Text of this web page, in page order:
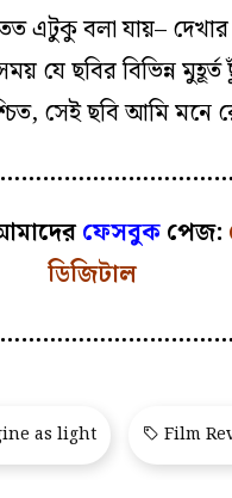
এটুকু বলা যায়– দেখার
যে ছবির বিভিন্ন
সেই ছবি আমি মনে
ফেসবুকপেজ:
ডিজিটাল
as light Film